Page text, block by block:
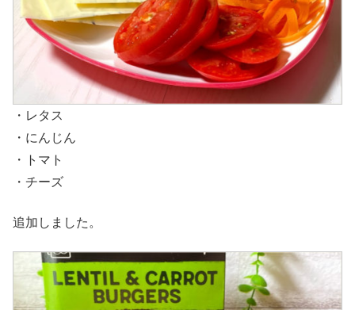
・レタス
・にんじん
・トマト
・チーズ
追加しました。